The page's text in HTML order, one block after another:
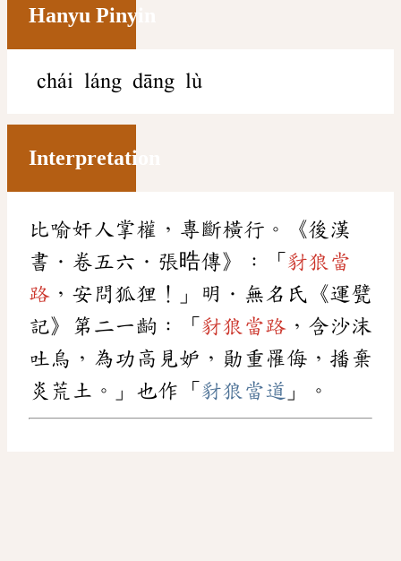
Hanyu Pinyin
chái láng dāng lù
Interpretation
比喻奸人掌權，專斷橫行。《後漢
書．卷五六．張晧傳》：「 豺狼當
路 ，安問狐狸！」明．無名氏《運甓
記》第二一齣：「 豺狼當路 ，含沙沫
吐烏，為功高見妒，勛重罹侮，播棄
炎荒土。」也作「 豺狼當道 」。